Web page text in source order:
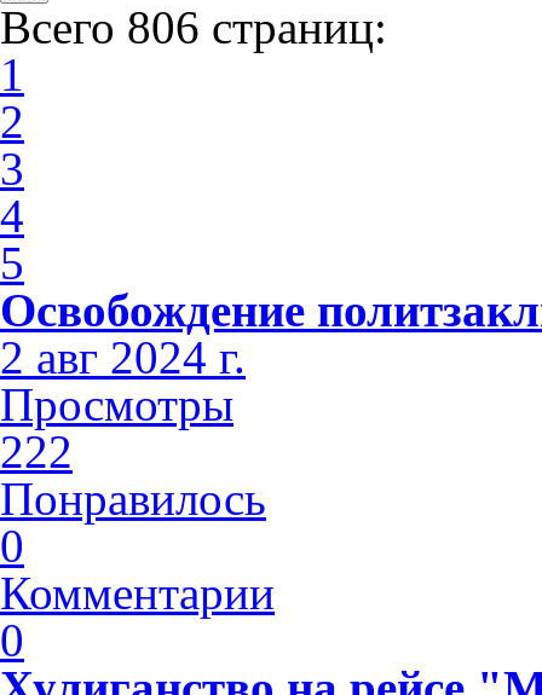
Всего 806 страниц:
1
2
3
4
5
Освобождение
2 авг 2024 г.
Просмотры
222
Понравилось
0
Комментарии
0